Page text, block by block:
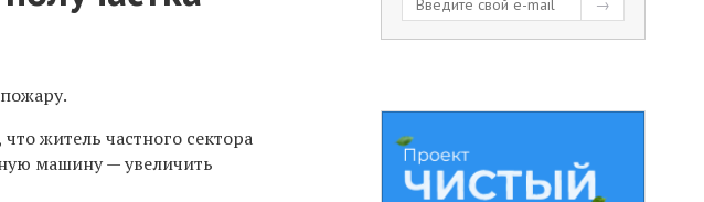
житель частного сектора
машину—увеличить